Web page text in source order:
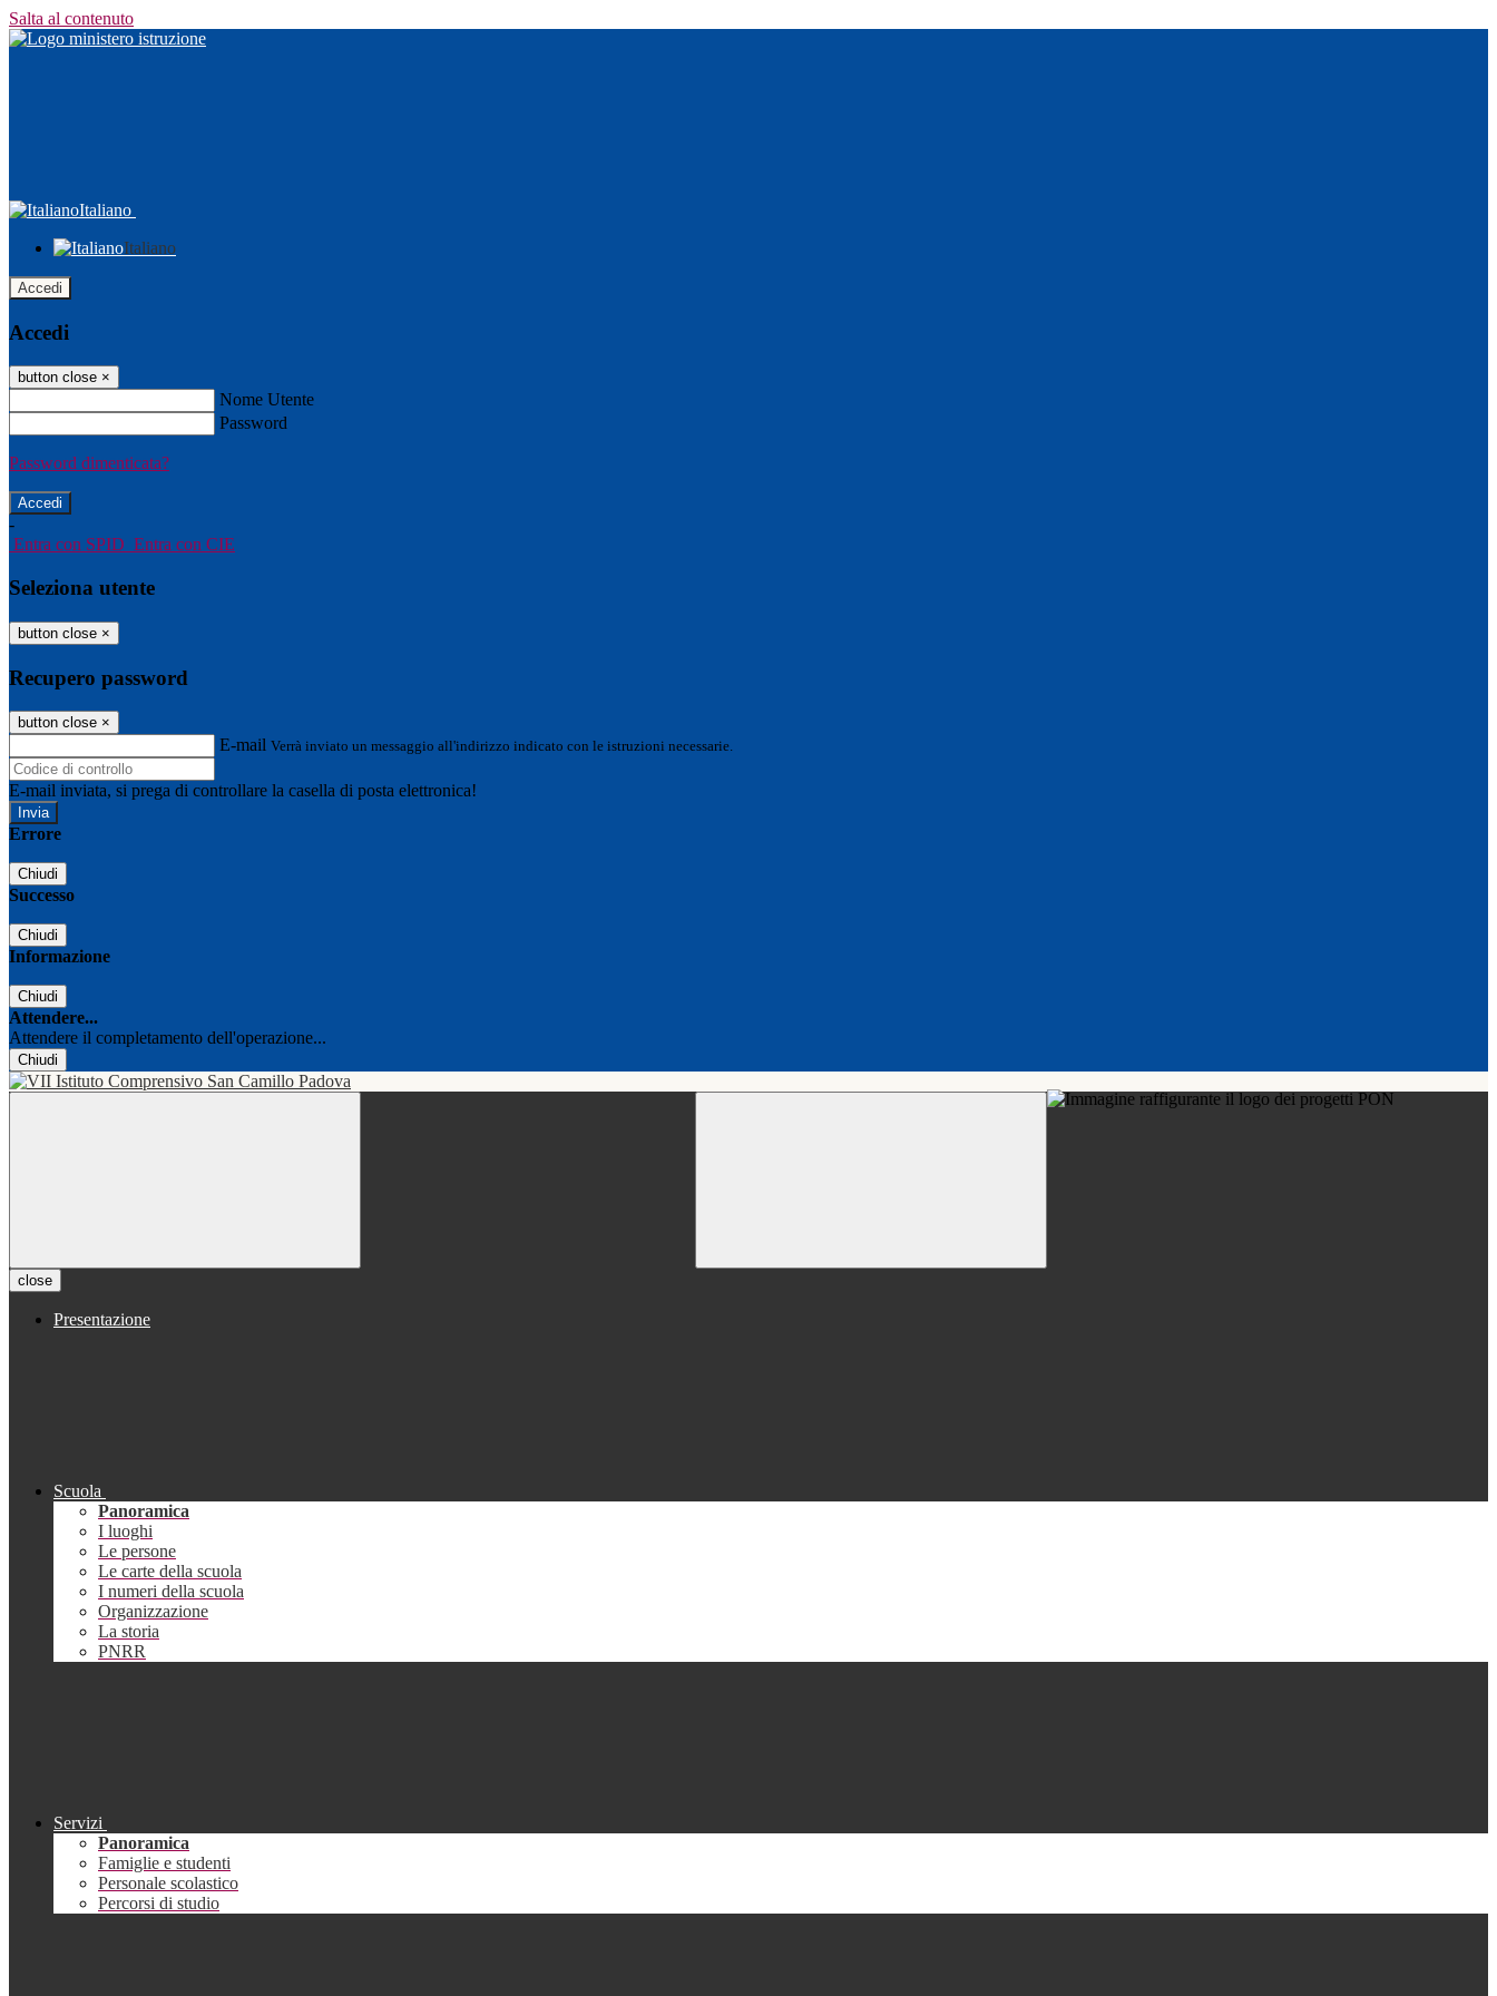
Salta al contenuto
Italiano
Italiano
Accedi
Accedi
button close ×
Nome Utente
Password
Password dimenticata?
-
Entra con SPID Entra con CIE
Seleziona utente
button close ×
Recupero password
button close ×
E-mail Verrà inviato un messaggio all'indirizzo indicato con le istruzioni necessarie.
E-mail inviata, si prega di controllare la casella di posta elettronica!
Errore
Chiudi
Successo
Chiudi
Informazione
Chiudi
Attendere...
Attendere il completamento dell'operazione...
Chiudi
close
Presentazione
Scuola
Panoramica
I luoghi
Le persone
Le carte della scuola
I numeri della scuola
Organizzazione
La storia
PNRR
Servizi
Panoramica
Famiglie e studenti
Personale scolastico
Percorsi di studio